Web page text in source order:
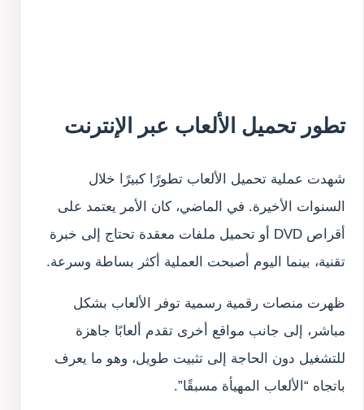
تطور تحميل الألعاب عبر الإنترنت
شهدت عملية تحميل الألعاب تطورًا كبيرًا خلال
السنوات الأخيرة. في الماضي، كان الأمر يعتمد على
أقراص DVD أو تحميل ملفات معقدة تحتاج إلى خبرة
تقنية، بينما اليوم أصبحت العملية أكثر بساطة وسرعة.
ظهرت منصات رقمية رسمية توفر الألعاب بشكل
مباشر، إلى جانب مواقع أخرى تقدم ألعابًا جاهزة
للتشغيل دون الحاجة إلى تثبيت طويل، وهو ما يعرف
باتجاه “الألعاب المهيأة مسبقًا”.